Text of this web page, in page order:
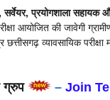
सर्वेयर, प्रयोगशाला
आयोजित की जावेगी
व्यावसायिक
ग्रुप – Join